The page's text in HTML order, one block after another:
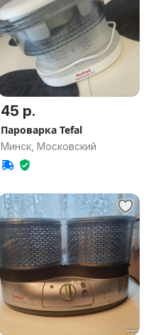
45 р.
Пароварка Tefal
Минск, Московский